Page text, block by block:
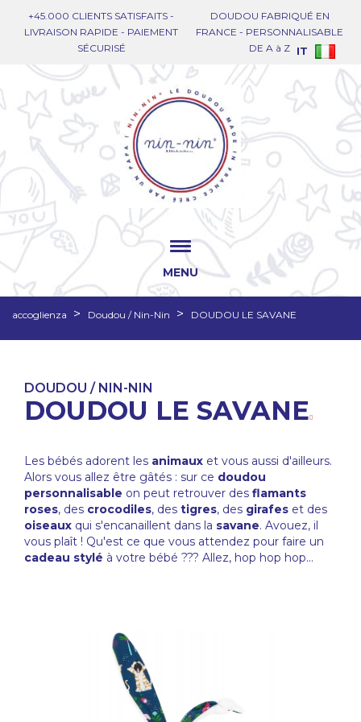
+45.000 CLIENTS SATISFAITS -
LIVRAISON RAPIDE - PAIEMENT
SÉCURISÉ
DOUDOU FABRIQUÉ EN
FRANCE - PERSONNALISABLE
DE A à Z IT
MENU
accoglienza Doudou / Nin-Nin DOUDOU LE SAVANE
DOUDOU / NIN-NIN
DOUDOU LE SAVANE
Les bébés adorent les animaux et vous aussi d'ailleurs.
Alors vous allez être gâtés : sur ce doudou
personnalisable on peut retrouver des flamants
roses, des crocodiles, des tigres, des girafes et des
oiseaux qui s'encanaillent dans la savane. Avouez, il
vous plaît ! Qu'est ce que vous attendez pour faire un
cadeau stylé à votre bébé ??? Allez, hop hop hop...